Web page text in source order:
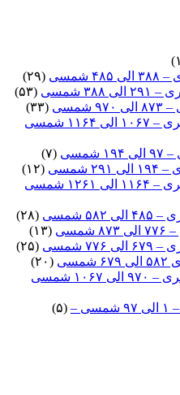
شمسی
(۲۹)
شمسی
(۵۳)
(۳۳)
شمسی
(۷)
شمسی
(۱۲)
شمسی
شمسی
(۲۸)
(۱۳)
شمسی
(۲۵)
(۲۰)
شمسی
–
(۵)